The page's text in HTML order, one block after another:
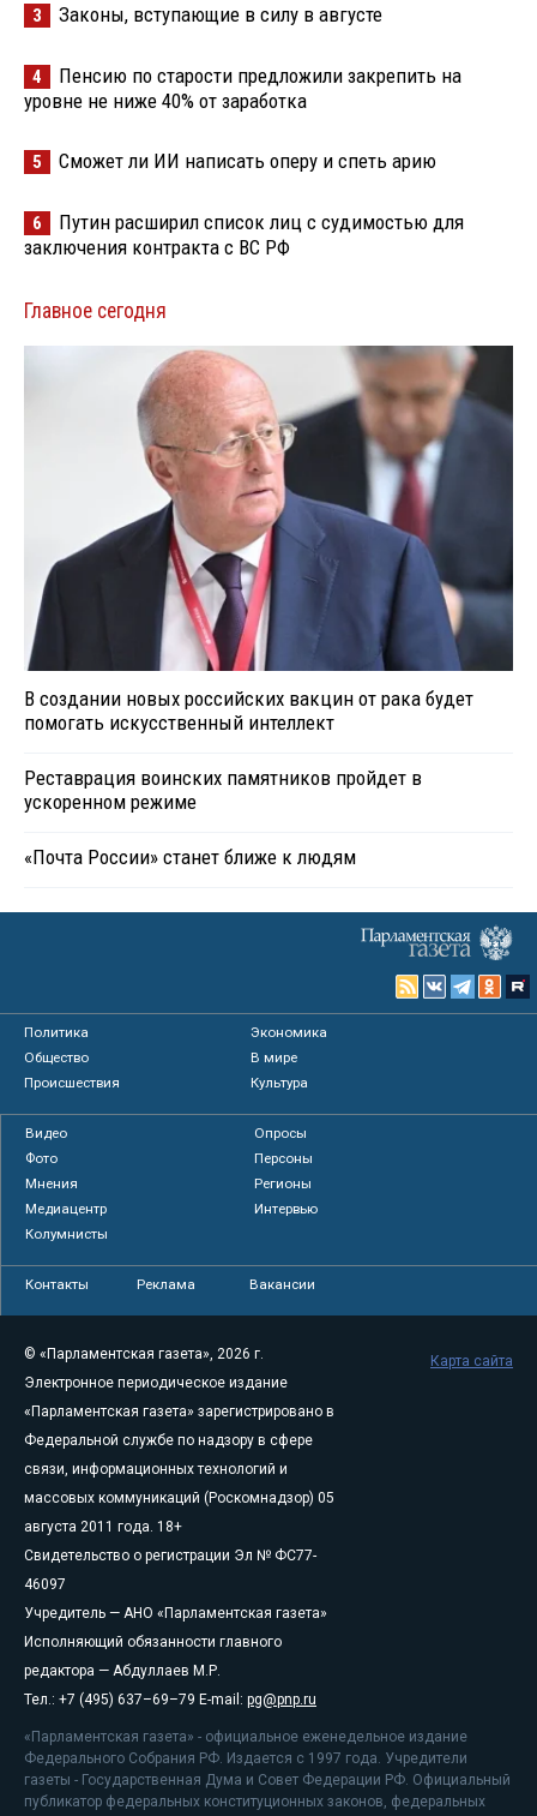
3 Законы, вступающие в силу в августе
4
Пенсию по старости предложили закрепить на
уровне не ниже 40% от заработка
5 Сможет ли ИИ написать оперу и спеть арию
6
Путин расширил список лиц с судимостью для
заключения контракта с ВС РФ
Главное сегодня
В создании новых российских вакцин от рака будет
помогать искусственный интеллект
Реставрация воинских памятников пройдет в
ускоренном режиме
«Почта России» станет ближе к людям
Политика
Экономика
Общество
В мире
Происшествия
Культура
Видео
Опросы
Фото
Персоны
Мнения
Регионы
Медиацентр
Интервью
Колумнисты
Контакты Реклама Вакансии
© «Парламентская газета», 2026 г.
Электронное периодическое издание
«Парламентская газета» зарегистрировано в
Федеральной службе по надзору в сфере
связи, информационных технологий и
массовых коммуникаций (Роскомнадзор) 05
августа 2011 года. 18+
Свидетельство о регистрации Эл № ФС77-
46097
Учредитель — АНО «Парламентская газета»
Исполняющий обязанности главного
редактора — Абдуллаев М.Р.
Тел.: +7 (495) 637–69–79 E-mail: pg@pnp.ru
«Парламентская газета» - официальное еженедельное издание
Федерального Собрания РФ. Издается с 1997 года. Учредители
газеты - Государственная Дума и Совет Федерации РФ. Официальный
публикатор федеральных конституционных законов, федеральных
Карта сайта